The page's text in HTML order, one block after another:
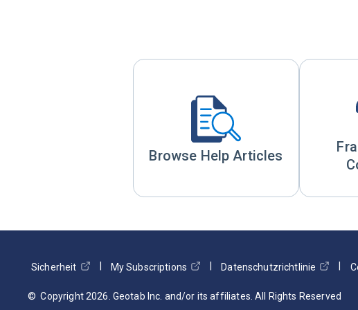
Browse Help Articles
Sicherheit My Subscriptions Datenschutzrichtlinie
© Copyright2026 . Geotab Inc. and/or its affiliates. All Rights Reserved